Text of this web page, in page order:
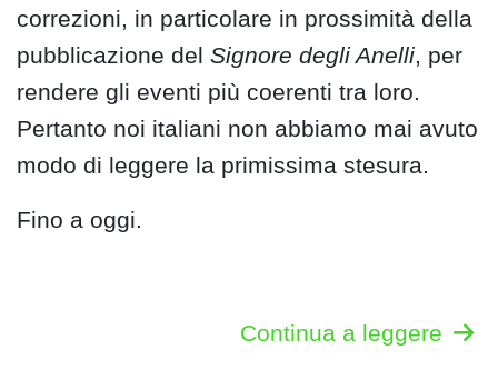
correzioni, in particolare in prossimità della
pubblicazione del Signore degli Anelli , per
rendere gli eventi più coerenti tra loro.
Pertanto noi italiani non abbiamo mai avuto
modo di leggere la primissima stesura.
Fino a oggi.
Continua a leggere